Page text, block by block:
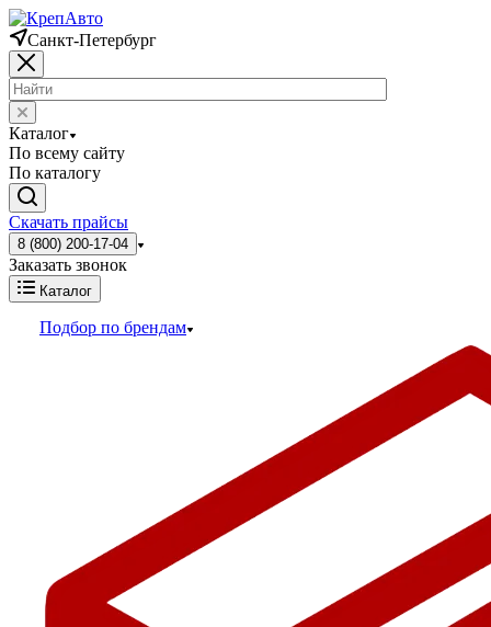
Санкт-Петербург
Каталог
По всему сайту
По каталогу
Скачать прайсы
8 (800) 200-17-04
Заказать звонок
Каталог
Подбор по брендам